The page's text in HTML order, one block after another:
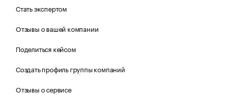
Стать экспертом
Отзывы о вашей компании
Поделиться кейсом
Создать профиль группы компаний
Отзывы о сервисе